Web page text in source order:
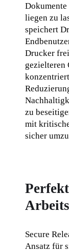
liegen zu
speichert
Drucker
gezielteren
zu
mit
sicher
Secure
Ansatz für